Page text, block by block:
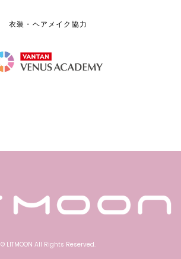
衣装・ヘアメイク協力
© LITMOON All Rights Reserved.